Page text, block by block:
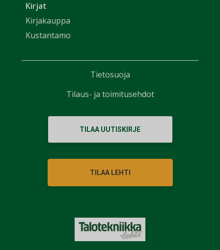
Kirjat
Kirjakauppa
Kustantamo
TILAA UUTISKIRJE
TILAA LEHTI
Tietosuoja
Tilaus- ja toimitusehdot